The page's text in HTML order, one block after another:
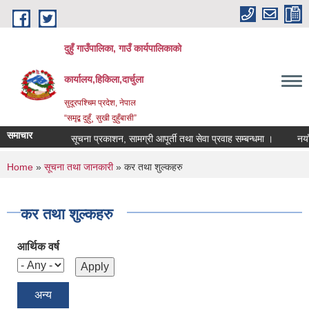
Skip to main content
दुहुँ गाउँपालिका, गाउँ कार्यपालिकाको
कार्यालय,हिकिला,दार्चुला
सुदूरपश्चिम प्रदेश, नेपाल
“समृद्ब दुहुँ¸ सुखी दुहुँबासी”
समाचार सूचना प्रकाशन, सामग्री आपूर्ती तथा सेवा प्रवाह सम्बन्धमा । नयाँ
You are here
Home » सूचना तथा जानकारी» कर तथा शुल्कहरु
कर तथा शुल्कहरु
आर्थिक वर्ष
अन्य